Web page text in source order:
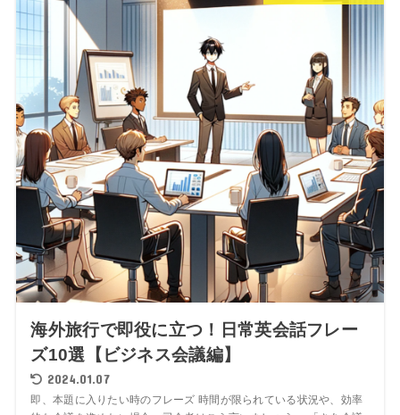
海外旅行で即役に立つ！日常英会話フレー
ズ10選【ビジネス会議編】
2024.01.07
即、本題に入りたい時のフレーズ 時間が限られている状況や、効率